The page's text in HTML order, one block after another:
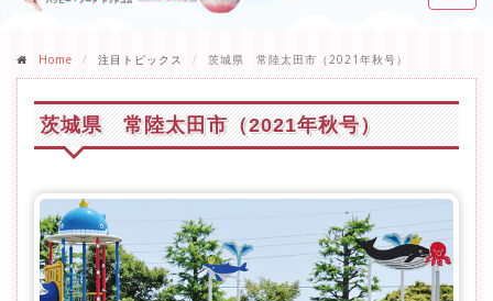
Home 注目トピックス 茨城県 常陸太田市（2021年秋号）
茨城県 常陸太田市（2021年秋号）